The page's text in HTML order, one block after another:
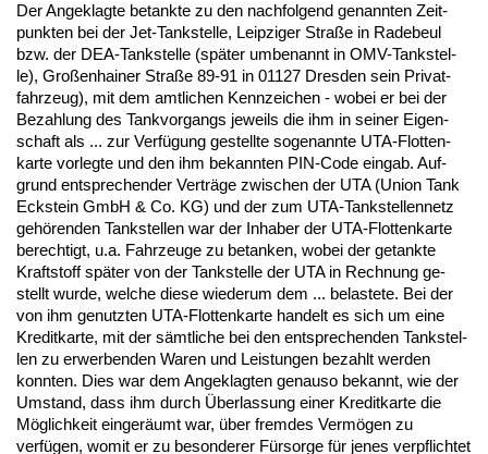
Der An­ge­klag­te be­tank­te zu den nach­fol­gend ge­nann­ten Zeit­
punk­ten bei der Jet-Tank­stel­le, Leip­zi­ger Straße in Ra­de­beul
bzw. der DEA-Tank­stel­le (später um­be­nannt in OMV-Tank­stel­
le), Großen­hai­ner Straße 89-91 in 01127 Dres­den sein Pri­vat­
fahr­zeug), mit dem amt­li­chen Kenn­zei­chen - wo­bei er bei der
Be­zah­lung des Tank­vor­gangs je­weils die ihm in sei­ner Ei­gen­
schaft als ... zur Verfügung ge­stell­te so­ge­nann­te UTA-Flot­ten­
kar­te vor­leg­te und den ihm be­kann­ten PIN-Code ein­gab. Auf­
grund ent­spre­chen­der Verträge zwi­schen der UTA (Uni­on Tank
Eck­stein GmbH & Co. KG) und der zum UTA-Tank­stel­len­netz
gehören­den Tank­stel­len war der In­ha­ber der UTA-Flot­ten­kar­te
be­rech­tigt, u.a. Fahr­zeu­ge zu be­tan­ken, wo­bei der ge­tank­te
Kraft­stoff später von der Tank­stel­le der UTA in Rech­nung ge­
stellt wur­de, wel­che die­se wie­der­um dem ... be­las­te­te. Bei der
von ihm ge­nutz­ten UTA-Flot­ten­kar­te han­delt es sich um ei­ne
Kre­dit­kar­te, mit der sämt­li­che bei den ent­spre­chen­den Tank­stel­
len zu er­wer­ben­den Wa­ren und Leis­tun­gen be­zahlt wer­den
konn­ten. Dies war dem An­ge­klag­ten ge­nau­so be­kannt, wie der
Um­stand, dass ihm durch Über­las­sung ei­ner Kre­dit­kar­te die
Möglich­keit ein­geräumt war, über frem­des Vermögen zu
verfügen, wo­mit er zu be­son­de­rer Fürsor­ge für je­nes ver­pflich­tet